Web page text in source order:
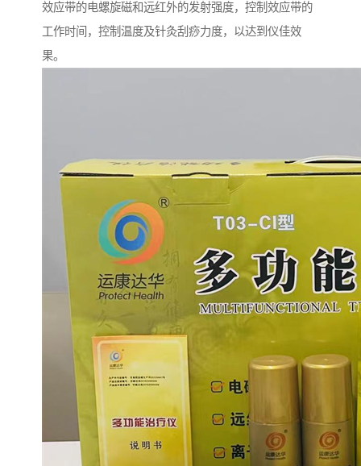
效应带的电螺旋磁和远红外的发射强度，控制效应带的
工作时间，控制温度及针灸刮痧力度，以达到仪佳效
果。